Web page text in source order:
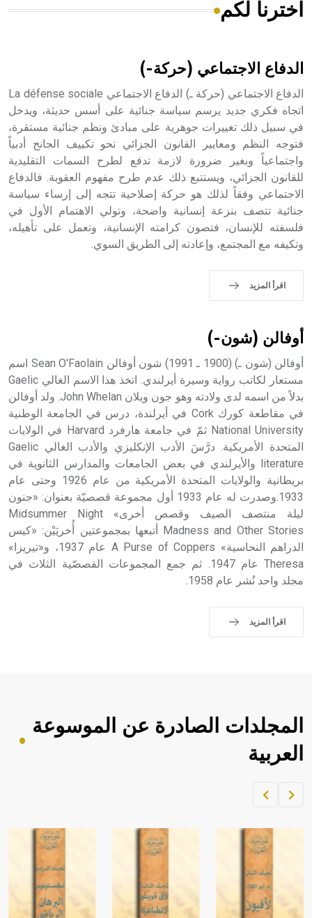
هل تعلم أن الأبسيد كلمة فرنسية اللفظ تم اعتمادها مصطلحاً
- هل تعلم أن أبجر Abgar اسم معروف جيداً يعود إلى عدد من
الملوك الذين حكموا مدينة إديسا (الرها) من أبجر الأول وحتى
التاسع، وهم ينتسبون إلى أسرة أوسروين
- هل تعلم أن الأبجدية الكنعانية تتألف من /22/ علامة كتابية
sign تكتب منفصلة غير متصلة، وتعتمد المبدأ الأكوروفوني،
اخترنا لكم
الدفاع الاجتماعي (حركة-)
الدفاع الاجتماعي (حركة ـ) الدفاع الاجتماعي La défense sociale
اتجاه فكري جديد يرسم سياسة جنائية على أسس حديثة، ويدخل
في سبيل ذلك تغييرات جوهرية على مبادئ ونظم جنائية مستقرة،
فتوجه النظم ومعايير القانون الجزائي نحو تكييف الجانح أدبياً
واجتماعياً وبغير ضرورة لازمة تدفع لطرح السمات التقليدية
للقانون الجزائي، ويستتبع ذلك عدم طرح مفهوم العقوبة. فالدفاع
الاجتماعي وفقاً لذلك هو حركة إصلاحية تتجه إلى إرساء سياسة
جنائية تتصف بنزعة إنسانية واضحة، وتولي الاهتمام الأول في
فلسفته للإنسان، فتصون كرامته الإنسانية، وتعمل على تأهيله،
وتكيفه مع المجتمع، وإعادته إلى الطريق السوي.
اقرأ المزيد
أوفالن (شون-)
أوفالن (شون ـ) (1900 ـ 1991) شون أوفالن Sean O'Faolain اسم
مستعار لكاتب رواية وسيرة أيرلندي. اتخذ هذا الاسم الغالي Gaelic
بدلاً من اسمه لدى ولادته وهو جون ويلان John Whelan. ولد أوفالن
في مقاطعة كورك Cork في أيرلندة، درس في الجامعة الوطنية
National University ثمّ في جامعة هارفرد Harvard في الولايات
المتحدة الأمريكية. درَّسَ الأدب الإنكليزي والأدب الغالي Gaelic
literature والأيرلندي في بعض الجامعات والمدارس الثانوية في
بريطانية والولايات المتحدة الأمريكية من عام 1926 وحتى عام
1933.وصدرت له عام 1933 أول مجموعة قصصيّة بعنوان: «جنون
ليلة منتصف الصيف وقصص أخرى» Midsummer Night
Madness and Other Stories أتبعها بمجموعتين أُخريَيْن: «كيس
الدراهم النحاسية» A Purse of Coppers عام 1937، و«تيريزا»
Theresa عام 1947. ثم جمع المجموعات القصصّية الثلاث في
مجلد واحد نُشر عام 1958.
اقرأ المزيد
المجلدات الصادرة عن الموسوعة
العربية